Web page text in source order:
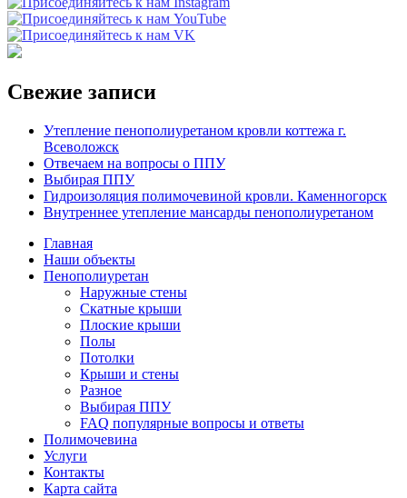
Свежие записи
Утепление пенополиуретаном кровли коттежа г.
Всеволожск
Отвечаем на вопросы о ППУ
Выбирая ППУ
Гидроизоляция полимочевиной кровли. Каменногорск
Внутреннее утепление мансарды пенополиуретаном
Главная
Наши объекты
Пенополиуретан
Наружные стены
Скатные крыши
Плоские крыши
Полы
Потолки
Крыши и стены
Разное
Выбирая ППУ
FAQ популярные вопросы и ответы
Полимочевина
Услуги
Контакты
Карта сайта